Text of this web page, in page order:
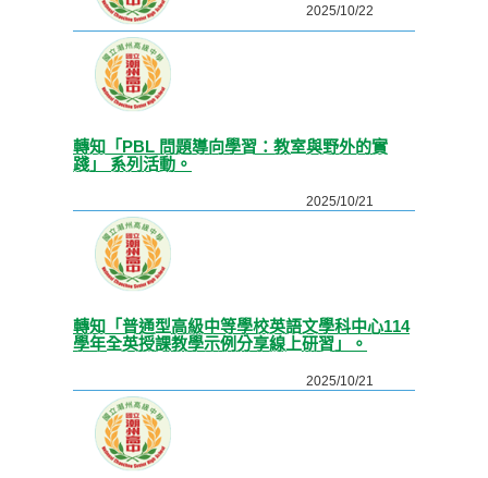
2025/10/22
轉知「PBL 問題導向學習：教室與野外的實
踐」 系列活動。
2025/10/21
轉知「普通型高級中等學校英語文學科中心114
學年全英授課教學示例分享線上研習」。
2025/10/21